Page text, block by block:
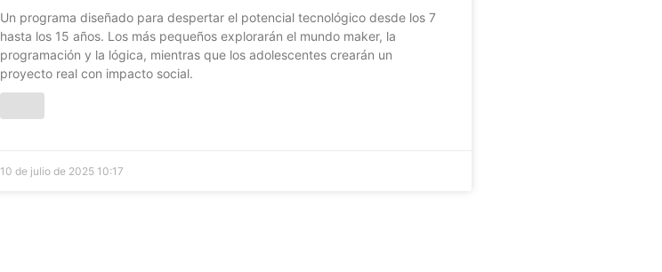
Un programa diseñado para despertar el potencial tecnológico desde los 7
hasta los 15 años. Los más pequeños explorarán el mundo maker, la
programación y la lógica, mientras que los adolescentes crearán un
proyecto real con impacto social.
10 de julio de 2025 10:17